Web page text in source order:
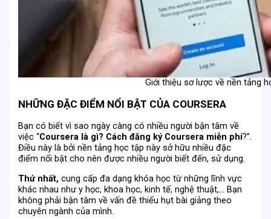
Giới thiệu sơ lược về nền tảng
NHỮNG ĐẶC ĐIỂM NỔI BẬT CỦA COURSERA
Bạn có biết vì sao ngày càng có nhiều người bận tâm về
việc “Coursera là gì? Cách đăng ký Coursera miễn phí?”.
Điều này là bởi nền tảng học tập này sở hữu nhiều đặc
điểm nổi bật cho nên được nhiều người biết đến, sử dụng.
Thứ nhất, cung cấp đa dạng khóa học từ những lĩnh vực
khác nhau như y học, khoa học, kinh tế, nghệ thuật,… Bạn
không phải bận tâm về vấn đề thiếu hụt bài giảng theo
chuyên ngành của mình.